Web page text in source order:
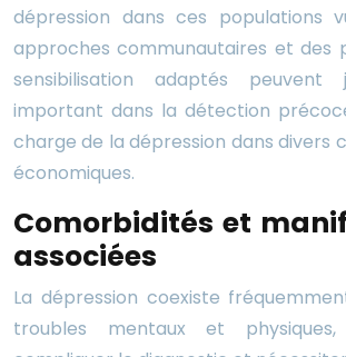
dépression dans ces populations
approches communautaires et des
sensibilisation adaptés
important dans la détection
charge de la dépression dans divers
économiques.
Comorbidités et
associées
La dépression coexiste
troubles mentaux et